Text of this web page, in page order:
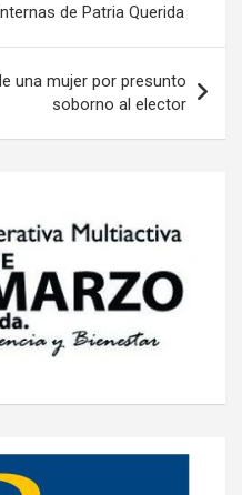
de Patria Querida
una mujer por presunto
soborno al elector